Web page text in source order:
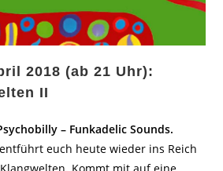
2018 (ab 21 Uhr):
II
– Funkadelic Sounds.
entführt euch heute wieder ins Reich